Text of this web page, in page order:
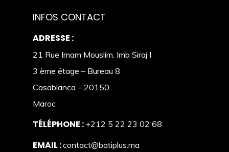
INFOS CONTACT
ADRESSE :
21 Rue Imam Mouslim. Imb Siraj I
3 ème étage – Bureau 8
Casablanca – 20150
Maroc
TÉLÉPHONE : +212 5 22 23 02 68
EMAIL :contact@batiplus.ma